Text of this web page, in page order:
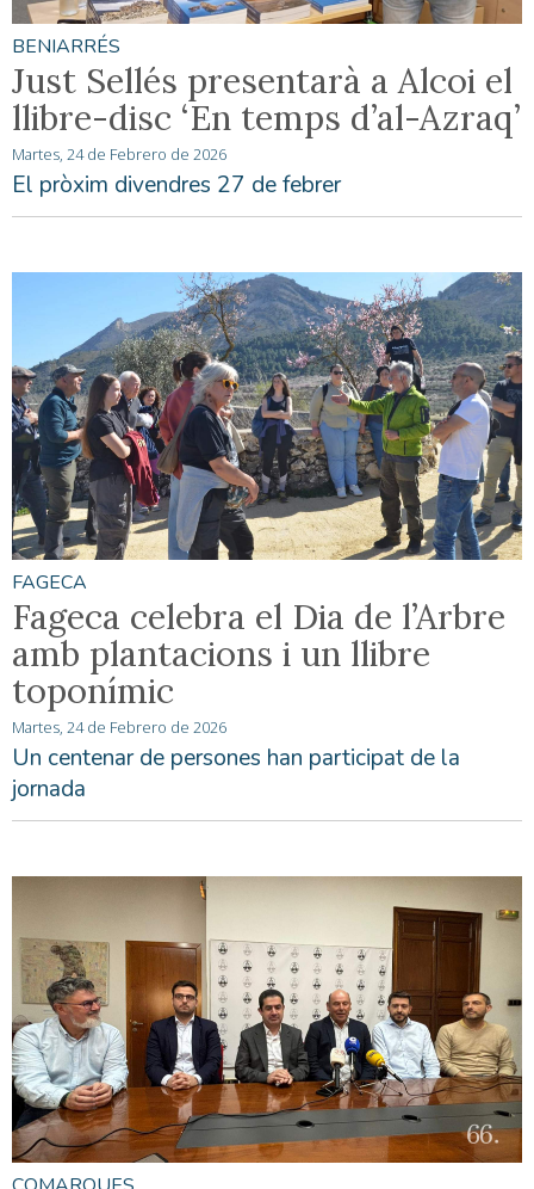
BENIARRÉS
Just Sellés presentarà a Alcoi el
llibre-disc ‘En temps d’al-Azraq’
Martes, 24 de Febrero de 2026
El pròxim divendres 27 de febrer
FAGECA
Fageca celebra el Dia de l’Arbre
amb plantacions i un llibre
toponímic
Martes, 24 de Febrero de 2026
Un centenar de persones han participat de la
jornada